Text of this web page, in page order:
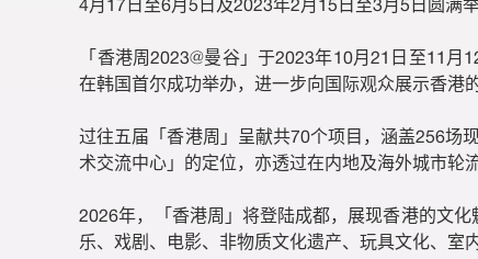
4月17日至6月5日及2023年2月15日至3月5日圆满举
「香港周2023@曼谷」于2023年10月21日至11
在韩国首尔成功举办，进一步向国际观众展示香港
过往五届「香港周」呈献共70个项目，涵盖256场
术交流中心」的定位，亦透过在内地及海外城市轮
2026年，「香港周」将登陆成都，展现香港的文
乐、戏剧、电影、非物质文化遗产、玩具文化、室